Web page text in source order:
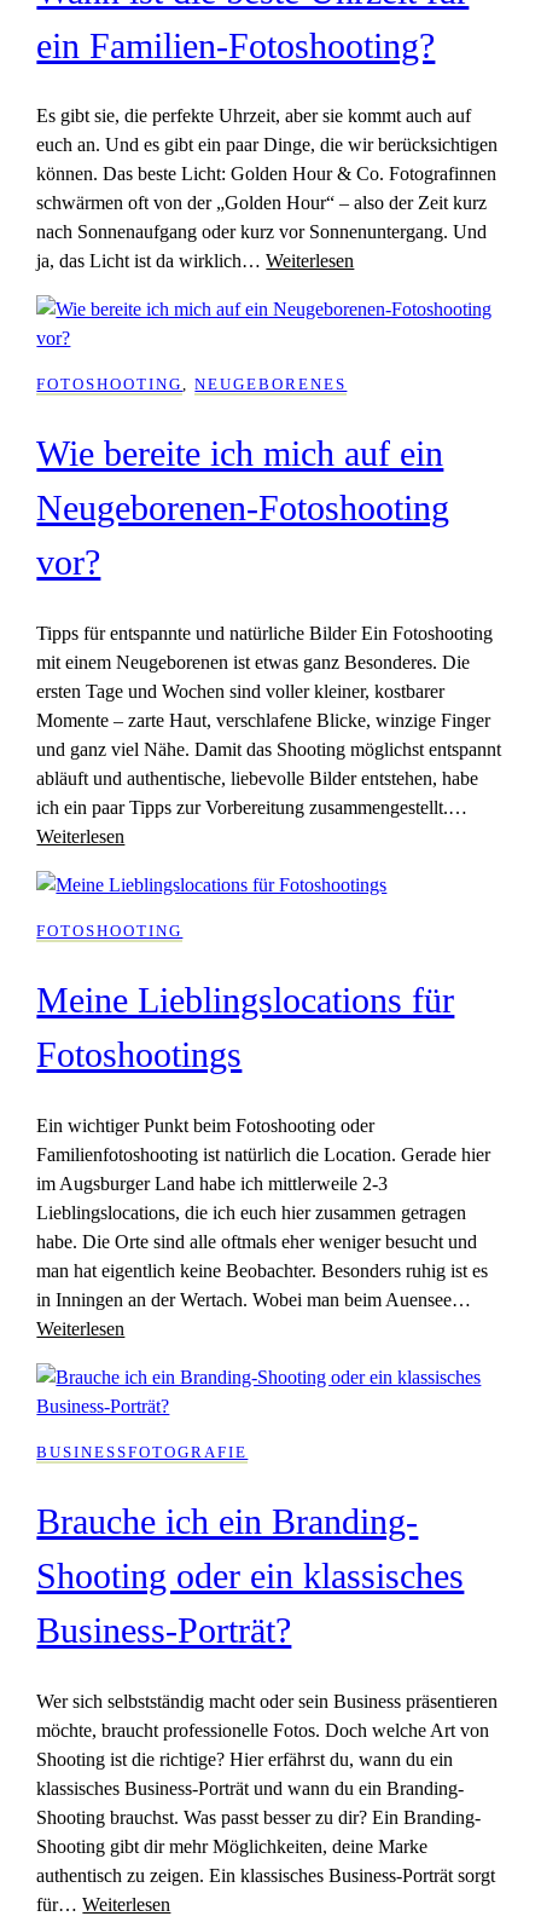
ein Familien-Fotoshooting?
Es gibt sie, die perfekte Uhrzeit, aber sie kommt auch auf
euch an. Und es gibt ein paar Dinge, die wir berücksichtigen
können. Das beste Licht: Golden Hour & Co. Fotografinnen
schwärmen oft von der „Golden Hour“ – also der Zeit kurz
nach Sonnenaufgang oder kurz vor Sonnenuntergang. Und
ja, das Licht ist da wirklich…Weiterlesen
FOTOSHOOTING, NEUGEBORENES
Wie bereite ich mich auf ein
Neugeborenen-Fotoshooting
vor?
Tipps für entspannte und natürliche Bilder Ein Fotoshooting
mit einem Neugeborenen ist etwas ganz Besonderes. Die
ersten Tage und Wochen sind voller kleiner, kostbarer
Momente – zarte Haut, verschlafene Blicke, winzige Finger
und ganz viel Nähe. Damit das Shooting möglichst entspannt
abläuft und authentische, liebevolle Bilder entstehen, habe
ich ein paar Tipps zur Vorbereitung zusammengestellt.…
Weiterlesen
FOTOSHOOTING
Meine Lieblingslocations für
Fotoshootings
Ein wichtiger Punkt beim Fotoshooting oder
Familienfotoshooting ist natürlich die Location. Gerade hier
im Augsburger Land habe ich mittlerweile 2-3
Lieblingslocations, die ich euch hier zusammen getragen
habe. Die Orte sind alle oftmals eher weniger besucht und
man hat eigentlich keine Beobachter. Besonders ruhig ist es
in Inningen an der Wertach. Wobei man beim Auensee…
Weiterlesen
BUSINESSFOTOGRAFIE
Brauche ich ein Branding-
Shooting oder ein klassisches
Business-Porträt?
Wer sich selbstständig macht oder sein Business präsentieren
möchte, braucht professionelle Fotos. Doch welche Art von
Shooting ist die richtige? Hier erfährst du, wann du ein
klassisches Business-Porträt und wann du ein Branding-
Shooting brauchst. Was passt besser zu dir? Ein Branding-
Shooting gibt dir mehr Möglichkeiten, deine Marke
authentisch zu zeigen. Ein klassisches Business-Porträt sorgt
für…Weiterlesen